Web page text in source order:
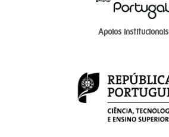
Apoios institucionais